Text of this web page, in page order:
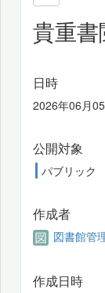
貴重
日時
2026年06月
公開対象
パブリック
作成者
図書館管
作成日時